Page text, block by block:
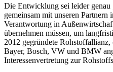
Die Entwicklung sei leider
gemeinsam mit unseren
Verantwortung in
übernehmen müssen, um
2012 gegründete
Bayer, Bosch, VW und BMW
Interessenvertretung zur